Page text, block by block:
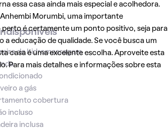
essa casa ainda mais especial e acolhedora.
Morumbi, uma importante
é certamente um ponto positivo, seja para
educação de qualidade. Se você busca um
casa é uma excelente escolha. Aproveite esta
Para mais detalhes e informações sobre esta
de hidromassagem
a gás
cobertura
incluso
inclusa